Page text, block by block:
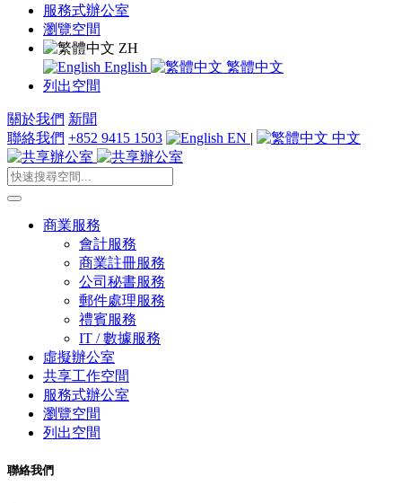
服務式辦公室
瀏覽空間
ZH
English
繁體中文
列出空間
關於我們 新聞
聯絡我們 +852 9415 1503 EN | 中文
商業服務
會計服務
商業註冊服務
公司秘書服務
郵件處理服務
禮賓服務
IT / 數據服務
虛擬辦公室
共享工作空間
服務式辦公室
瀏覽空間
列出空間
聯絡我們